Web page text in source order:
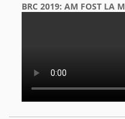
BRC 2019: AM FOST LA